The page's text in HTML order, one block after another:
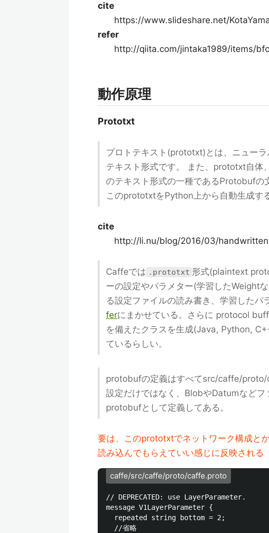
cite
https://www.slideshare.net/
refer
http://qiita.com/jintaka1989/items/
動作原理
Prototxt
プロトテキスト(prototxt)とは、ニュー
テキスト形式です。 また、prototxt自体
のテキスト形式の一種であるProtobufの
このprototxtをPython上から自動生成す
cite
http://li.nu/blog/2016/03/
Caffeでは .prototxt 形式(plaintext
ーの設定やパラメター(学習したWeight
る設定ファイルの読み書き、学習したパ
ferにまかせている。さらに protocol
を備えたクラスを生成(Java, Python,
ているらしい。
protobufの定義はすべてsrc/caffe/
設定だけではなく、BlobやDatumなど
protobufとして定義してある。
要は、このprototxtでネットワーク構成と
読み込んでもらえていい感じに反映される
caffe/src/caffe/proto/caffe.proto
// DEPRECATED: use LayerParameter.
message V1LayerParameter {
  repeated string bottom = 2;
  //省略